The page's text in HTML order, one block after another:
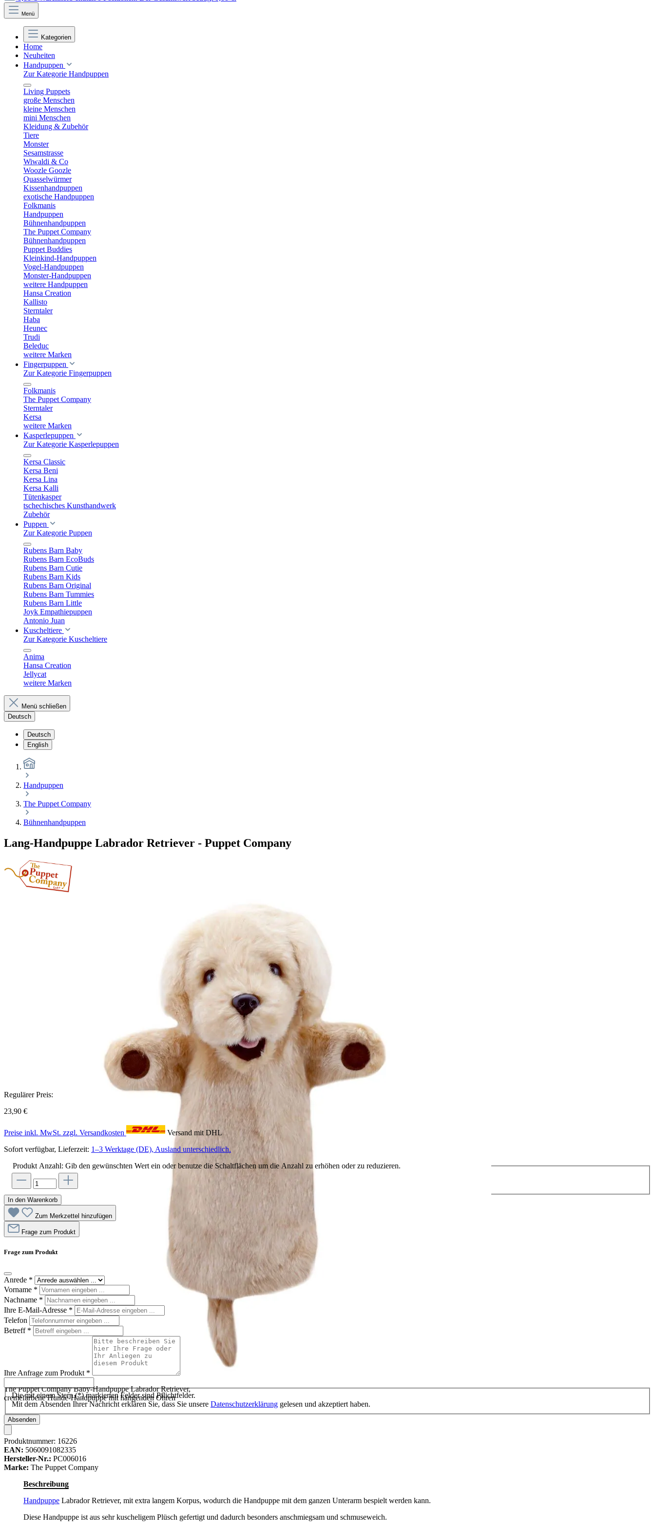
Menü
Kategorien
Home
Neuheiten
Handpuppen
Zur Kategorie Handpuppen
Living Puppets
große Menschen
kleine Menschen
mini Menschen
Kleidung & Zubehör
Tiere
Monster
Sesamstrasse
Wiwaldi & Co
Woozle Goozle
Quasselwürmer
Kissenhandpuppen
exotische Handpuppen
Folkmanis
Handpuppen
Bühnenhandpuppen
The Puppet Company
Bühnenhandpuppen
Puppet Buddies
Kleinkind-Handpuppen
Vogel-Handpuppen
Monster-Handpuppen
weitere Handpuppen
Hansa Creation
Kallisto
Sterntaler
Haba
Heunec
Trudi
Beleduc
weitere Marken
Fingerpuppen
Zur Kategorie Fingerpuppen
Folkmanis
The Puppet Company
Sterntaler
Kersa
weitere Marken
Kasperlepuppen
Zur Kategorie Kasperlepuppen
Kersa Classic
Kersa Beni
Kersa Lina
Kersa Kalli
Tütenkasper
tschechisches Kunsthandwerk
Zubehör
Puppen
Zur Kategorie Puppen
Rubens Barn Baby
Rubens Barn EcoBuds
Rubens Barn Cutie
Rubens Barn Kids
Rubens Barn Original
Rubens Barn Tummies
Rubens Barn Little
Joyk Empathiepuppen
Antonio Juan
Kuscheltiere
Zur Kategorie Kuscheltiere
Anima
Hansa Creation
Jellycat
weitere Marken
Menü schließen
Deutsch
Deutsch
English
Handpuppen
The Puppet Company
Bühnenhandpuppen
Lang-Handpuppe Labrador Retriever - Puppet Company
The Puppet Company Baby-Handpuppe Labrador Retriever,
cremefarbene Hunde-Handpuppe mit hängenden Ohren
Regulärer Preis:
23,90 €
Preise inkl. MwSt. zzgl. Versandkosten
Versand mit DHL
Sofort verfügbar, Lieferzeit: 1–3 Werktage (DE), Ausland unterschiedlich.
Produkt Anzahl: Gib den gewünschten Wert ein oder benutze die Schaltflächen um die Anzahl zu erhöhen oder zu reduzieren.
In den Warenkorb
Zum Merkzettel hinzufügen
Frage zum Produkt
Frage zum Produkt
Anrede *
Vorname *
Nachname *
Ihre E-Mail-Adresse *
Telefon
Betreff *
Ihre Anfrage zum Produkt *
Die mit einem Stern (*) markierten Felder sind Pflichtfelder.
Mit dem Absenden Ihrer Nachricht erklären Sie, dass Sie unsere Datenschutzerklärung gelesen und akzeptiert haben.
Absenden
Produktnummer: 16226
EAN: 5060091082335
Hersteller-Nr.: PC006016
Marke: The Puppet Company
Beschreibung
Handpuppe Labrador Retriever, mit extra langem Korpus, wodurch die Handpuppe mit dem ganzen Unterarm bespielt werden kann.
Diese Handpuppe ist aus sehr kuscheligem Plüsch gefertigt und dadurch besonders anschmiegsam und schmuseweich.